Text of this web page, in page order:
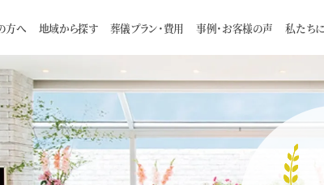
方へ
家族葬について 葬儀の流れ お食事に
旅葬 / 巡輪偲 つみたて制度のご案内
よくある質問 ご住職に聞
地域から探す
札幌市
厚別区
白石区 豊平区
手稲区
南区
清田区
葬儀プラン・費用
自宅葬 火葬式 お預かり葬
事例・お客様の声
客様インタビュー
私たち
ッフ 会社概要 お知らせ